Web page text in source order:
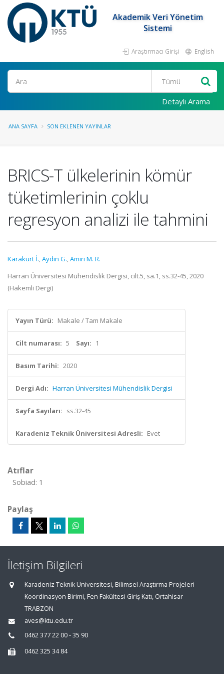
Akademik Veri Yönetim
Sistemi
Araştırmacı Girişi English
Ara
Detaylı Arama
ANA SAYFA SON EKLENEN YAYINLAR
BRICS-T ülkelerinin kömür
tüketimlerinin çoklu
regresyon analizi ile tahmini
Karakurt İ.,Aydın G.,Amırı M. R.
Harran Üniversitesi Mühendislik Dergisi, cilt.5, sa.1, ss.32-45, 2020
(Hakemli Dergi)
Yayın Türü: Makale / Tam Makale
Cilt numarası: 5 Sayı: 1
Basım Tarihi: 2020
Dergi Adı: Harran Üniversitesi Mühendislik Dergisi
Sayfa Sayıları: ss.32-45
Karadeniz Teknik Üniversitesi Adresli: Evet
Atıflar
Sobiad: 1
Paylaş
İletişim Bilgileri
Karadeniz Teknik Üniversitesi, Bilimsel Araştırma Projeleri
Koordinasyon Birimi, Fen Fakültesi Giriş Katı, Ortahisar
TRABZON
aves@ktu.edu.tr
0462 377 22 00 - 35 90
0462 325 34 84